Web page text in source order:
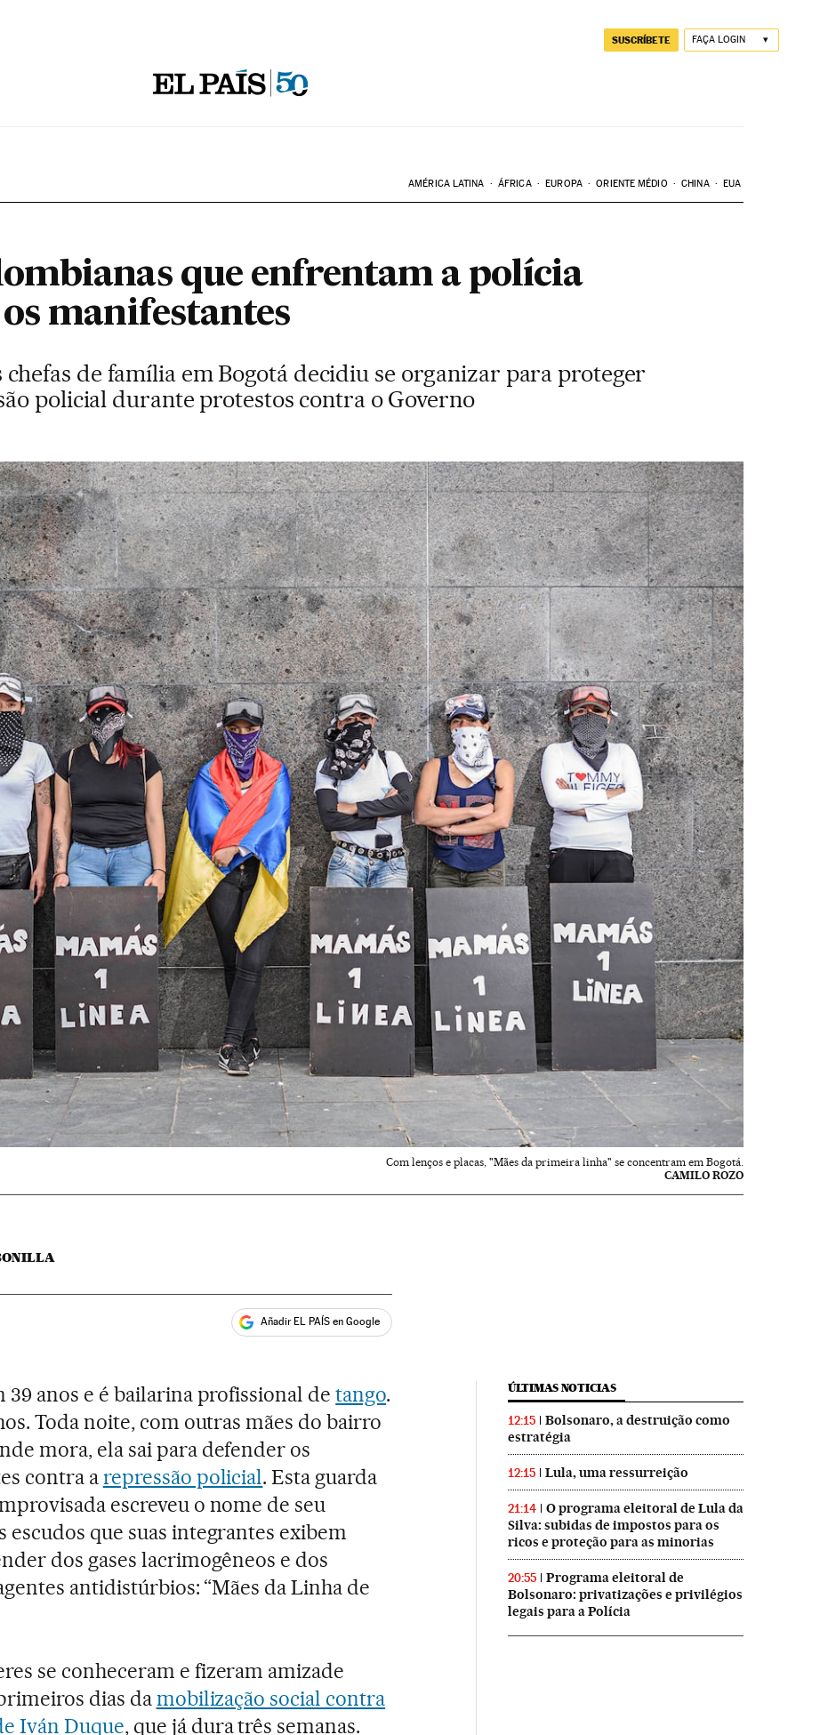
SUSCRÍBETE FAÇA LOGIN
AMÉRICA LATINA ÁFRICA EUROPA ORIENTE MÉDIO CHINA EUA
que enfrentam a polícia
manifestantes
de família em Bogotá decidiu se organizar para proteger
policial durante protestos contra o Governo
Com lenços e placas, "Mães da primeira linha" se concentram em Bogotá.
CAMILO ROZO
Añadir EL PAÍS en Google
39 anos e é bailarina profissional detango.
Toda noite, com outras mães do bairro
mora, ela sai para defender os
contra arepressão policial. Esta guarda
escreveu o nome de seu
escudos que suas integrantes exibem
dos gases lacrimogêneos e dos
antidistúrbios: “Mães da Linha de
se conheceram e fizeram amizade
dias damobilização social contra
Iván Duque, que já dura três semanas.
ÚLTIMAS NOTICIAS
12:15
Bolsonaro, a destruição como
estratégia
12:15 Lula, uma ressurreição
21:14
O programa eleitoral de Lula da
Silva: subidas de impostos para os
ricos e proteção para as minorias
20:55
Programa eleitoral de
Bolsonaro: privatizações e privilégios
legais para a Polícia